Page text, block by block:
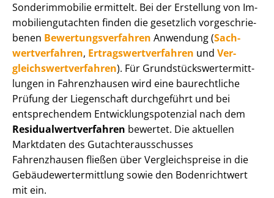
Sonderimmobilie ermittelt. Bei der Erstellung von Im­
mo­bi­li­en­gut­ach­ten finden die gesetzlich vor­ge­schrie­
be­nen Be­wer­tungs­ver­fah­ren Anwendung (Sach­
wert­ver­fah­ren, Er­trags­wert­ver­fah­ren und Ver­
gleichs­wert­ver­fah­ren). Für Grund­stücks­wert­ermitt­
lun­gen in Fahrenzhausen wird eine baurechtliche
Prüfung der Liegenschaft durchgeführt und bei
entsprechendem Ent­wick­lungs­po­ten­zi­al nach dem
Re­si­du­al­wert­ver­fah­ren bewertet. Die aktuellen
Marktdaten des Gut­ach­ter­aus­schus­ses
Fahrenzhausen fließen über Ver­gleichs­prei­se in die
Ge­bäu­de­wert­ermitt­lung sowie den Bodenrichtwert
mit ein.